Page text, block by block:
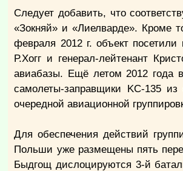
Следует добавить, что
«Зокняй» и «Лиелварде». Кроме
февраля 2012 г. объект
Р.Хогг и генерал-лейтенант
авиабазы. Ещё летом 2012 года
самолеты-заправщики KC-135
очередной авиационной
Для обеспечения действий
Польши уже размещены пять
Быдгощ дислоцируются 3-й